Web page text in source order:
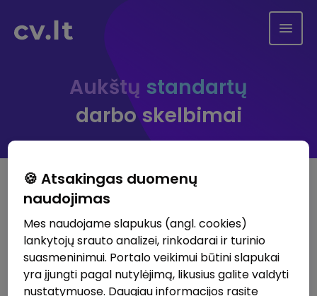
Aukštų standartų
darbo skelbimai
Slaptažodžio keitimas
Prašome įvesti savo el. paštą, su kuriuo
registravotės prie sistemos ir jums atsiųsime
instrukcijas, kaip atnaujinti slaptažodį
🍪 Atsakingas duomenų
naudojimas
Mes naudojame slapukus (angl. cookies)
lankytojų srauto analizei, rinkodarai ir turinio
suasmeninimui. Portalo veikimui būtini slapukai
yra įjungti pagal nutylėjimą, likusius galite valdyti
nustatymuose. Daugiau informacijos rasite